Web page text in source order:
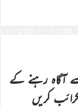
آگاہ رہنے کے
کریں